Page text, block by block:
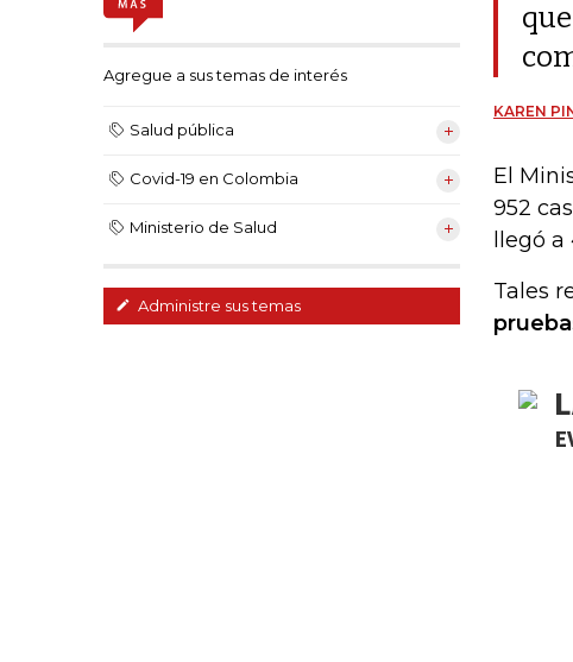
Agregue a sus temas de interés
Salud pública
Covid-19 en Colombia
Ministerio de Salud
Administre sus temas
KAREN
El
952
llegó
Tales